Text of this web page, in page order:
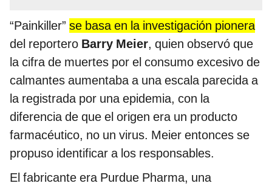
“Painkiller” se basa en la investigación pionera
del reportero Barry Meier, quien observó que
la cifra de muertes por el consumo excesivo de
calmantes aumentaba a una escala parecida a
la registrada por una epidemia, con la
diferencia de que el origen era un producto
farmacéutico, no un virus. Meier entonces se
propuso identificar a los responsables.
El fabricante era Purdue Pharma, una